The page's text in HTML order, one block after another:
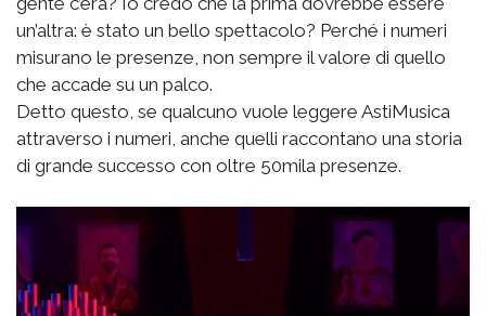
un’altra: è stato un bello spettacolo? Perché i numeri
misurano le presenze, non sempre il valore di quello
che accade su un palco.
Detto questo, se qualcuno vuole leggere AstiMusica
attraverso i numeri, anche quelli raccontano una storia
di grande successo con oltre 50mila presenze.